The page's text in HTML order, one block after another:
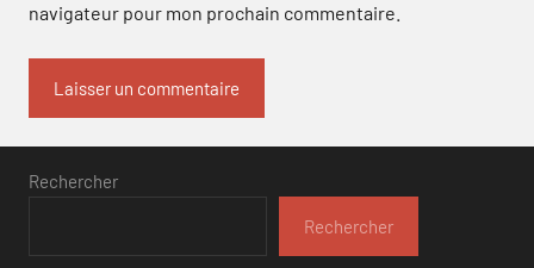
navigateur pour mon prochain commentaire.
Rechercher
Rechercher